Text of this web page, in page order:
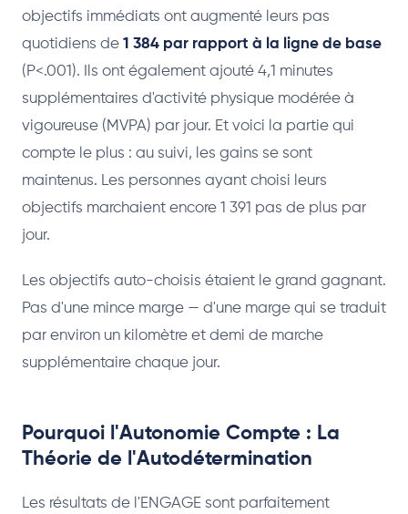
objectifs immédiats ont augmenté leurs pas
quotidiens de 1 384 par rapport à la ligne de base
(P<.001). Ils ont également ajouté 4,1 minutes
supplémentaires d'activité physique modérée à
vigoureuse (MVPA) par jour. Et voici la partie qui
compte le plus : au suivi, les gains se sont
maintenus. Les personnes ayant choisi leurs
objectifs marchaient encore 1 391 pas de plus par
jour.
Les objectifs auto-choisis étaient le grand gagnant.
Pas d'une mince marge — d'une marge qui se traduit
par environ un kilomètre et demi de marche
supplémentaire chaque jour.
Pourquoi l'Autonomie Compte : La
Théorie de l'Autodétermination
Les résultats de l'ENGAGE sont parfaitement